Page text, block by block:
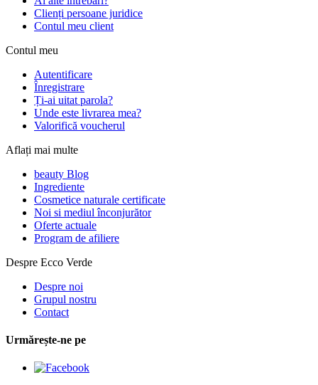
Clienți persoane juridice
Contul meu client
Contul meu
Autentificare
Înregistrare
Ți-ai uitat parola?
Unde este livrarea mea?
Valorifică voucherul
Aflați mai multe
beauty Blog
Ingrediente
Cosmetice naturale certificate
Noi si mediul înconjurător
Oferte actuale
Program de afiliere
Despre Ecco Verde
Despre noi
Grupul nostru
Contact
Urmărește-ne pe